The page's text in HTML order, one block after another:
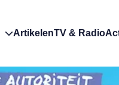
ArtikelenTV & Radio